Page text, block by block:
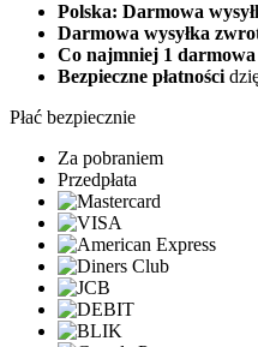
Polska: Darmowa
Darmowa wysyłka
Co najmniej 1
Bezpieczne płatności
Płać bezpiecznie
Za pobraniem
Przedpłata